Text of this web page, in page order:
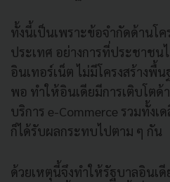
ทั้งนี้เป็นเพราะข้อจำกัดด้านโ
ประเทศ อย่างการที่ประชาชน
อินเทอร์เน็ต ไม่มีโครงสร้างพื้
พอ ทำให้อินเดียมีการเติบโตด้
บริการ e-Commerce รวมทั้งเ
ก็ได้รับผลกระทบไปตาม ๆ กัน
ด้วยเหตุนี้จึงทำให้รัฐบาลอินเ